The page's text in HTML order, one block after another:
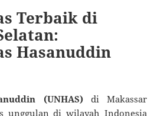
Terbaik di
Hasanuddin
(UNHAS)di Makassar
unggulan di wilayah Indonesia